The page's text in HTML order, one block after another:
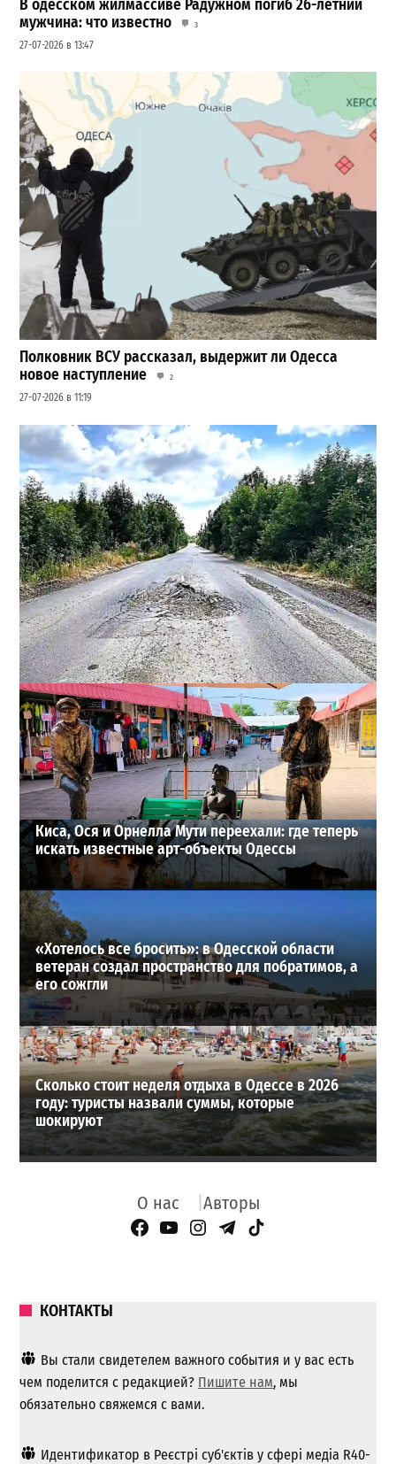
В одесском жилмассиве Радужном погиб 26-летний
мужчина: что известно
3
27-07-2026 в 13:47
Полковник ВСУ рассказал, выдержит ли Одесса
новое наступление
2
27-07-2026 в 11:19
Почему из сел Одесской области исчезли автобусы и
как теперь добираются люди
2
23-07-2026 в 14:36
ВИБОР РЕДАКЦИИ
Киса, Ося и Орнелла Мути переехали: где теперь
искать известные арт-объекты Одессы
«Хотелось все бросить»: в Одесской области
ветеран создал пространство для побратимов, а
его сожгли
Сколько стоит неделя отдыха в Одессе в 2026
году: туристы назвали суммы, которые
шокируют
О нас Авторы
Facebook Page
YouTube
Instagram
Telegram
TikTok
КОНТАКТЫ
Вы стали свидетелем важного события и у вас есть
чем поделится с редакцией? Пишите нам, мы
обязательно свяжемся с вами.
Идентификатор в Реєстрі суб'єктів у сфері медіа R40-